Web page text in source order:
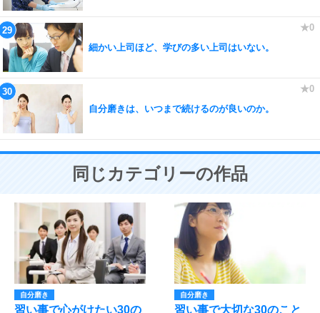
細かい上司ほど、学びの多い上司はいない。
自分磨きは、いつまで続けるのが良いのか。
同じカテゴリーの作品
自分磨き
習い事で心がけたい30の
自分磨き
習い事で大切な30のこと